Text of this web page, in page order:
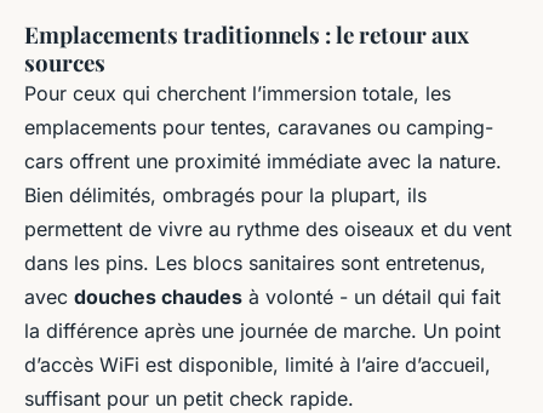
Emplacements traditionnels : le retour aux
sources
Pour ceux qui cherchent l’immersion totale, les
emplacements pour tentes, caravanes ou camping-
cars offrent une proximité immédiate avec la nature.
Bien délimités, ombragés pour la plupart, ils
permettent de vivre au rythme des oiseaux et du vent
dans les pins. Les blocs sanitaires sont entretenus,
avec douches chaudes à volonté - un détail qui fait
la différence après une journée de marche. Un point
d’accès WiFi est disponible, limité à l’aire d’accueil,
suffisant pour un petit check rapide.